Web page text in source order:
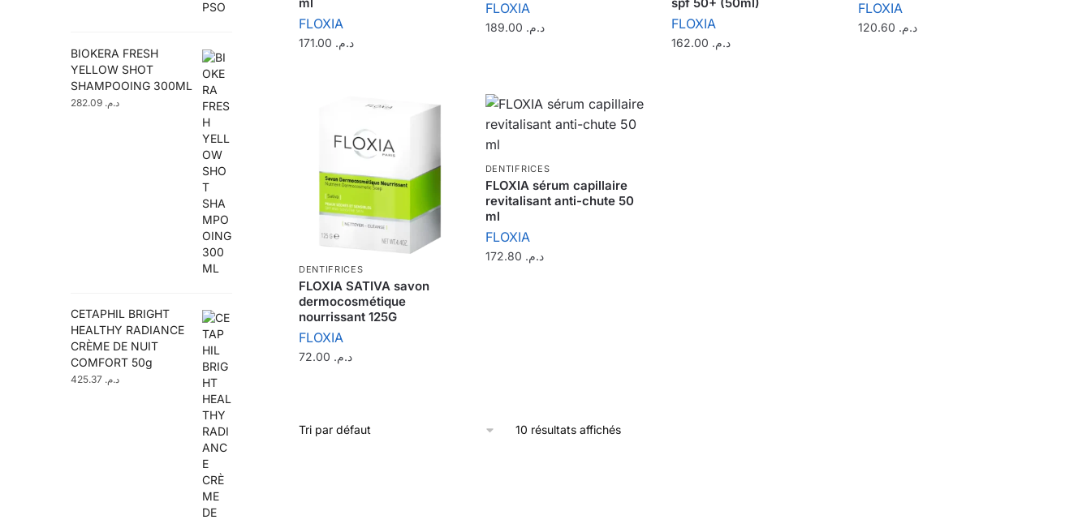
FLOXIA
د.م.
FLOXIA
د.م. FLOXIA
د.م.
FLOXIA
د.م.
DENTIFRICES
FLOXIA SATIVA savon
dermocosmétique
nourrissant 125G
FLOXIA
د.م.
DENTIFRICES
FLOXIA sérum capillaire
revitalisant anti-chute 50
ml
FLOXIA
د.م.
10 résultats affichés
BIOKERA FRESH
YELLOW SHOT
SHAMPOOING 300ML
د.م.
CETAPHIL BRIGHT
HEALTHY RADIANCE
CRÈME DE NUIT
COMFORT 50g
د.م.